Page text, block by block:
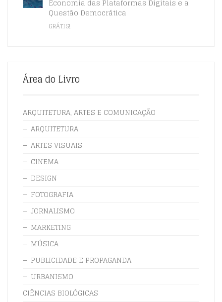
Economia das Plataformas Digitais e a
Questão Democrática
GRÁTIS!
Área do Livro
ARQUITETURA, ARTES E COMUNICAÇÃO
ARQUITETURA
ARTES VISUAIS
CINEMA
DESIGN
FOTOGRAFIA
JORNALISMO
MARKETING
MÚSICA
PUBLICIDADE E PROPAGANDA
URBANISMO
CIÊNCIAS BIOLÓGICAS